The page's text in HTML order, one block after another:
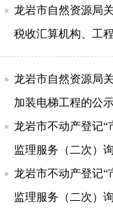
龙岩市自然资源局
税收汇算机构、工
龙岩市自然资源局
加装电梯工程的公
龙岩市不动产登记“
监理服务（二次）
龙岩市不动产登记“
监理服务（二次）